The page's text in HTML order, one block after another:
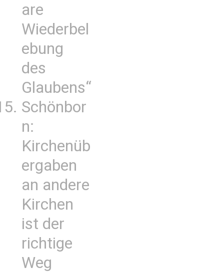
are
Wiederbel
ebung
des
Glaubens“
Schönbor
n:
Kirchenüb
ergaben
an andere
Kirchen
ist der
richtige
Weg